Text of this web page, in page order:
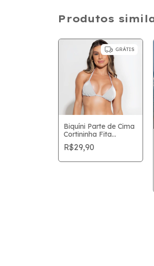
Produtos
GRÁTIS
Biquíni Parte de Cima
Cortininha Fita
Regulável Tamanho
Único Marquinha Fio
R$29,90